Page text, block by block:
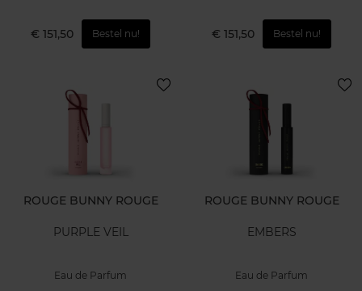
€ 151,50 Bestel nu! € 151,50 Bestel nu!
ROUGE BUNNY ROUGE
PURPLE VEIL
Eau de Parfum
ROUGE BUNNY ROUGE
EMBERS
Eau de Parfum